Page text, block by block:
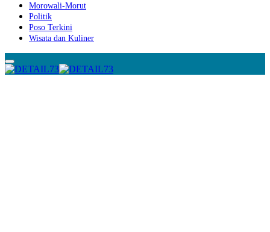
Morowali-Morut
Politik
Poso Terkini
Wisata dan Kuliner